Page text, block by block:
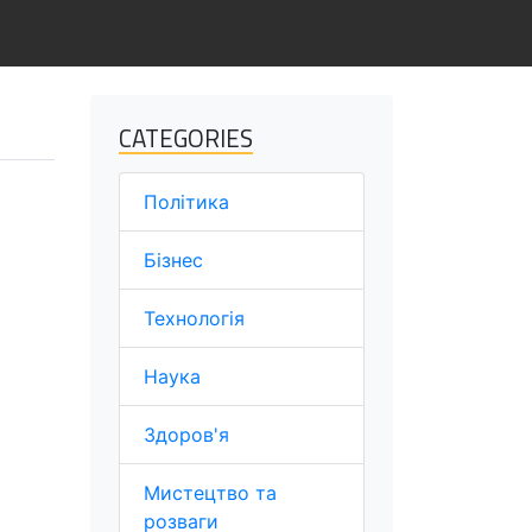
CATEGORIES
Політика
Бізнес
Технологія
Наука
Здоров'я
Мистецтво та
розваги